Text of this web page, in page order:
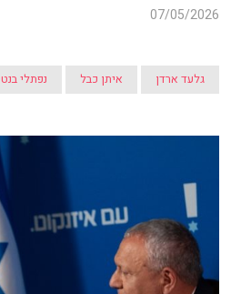
07/05/2026
גלעד ארדן איתן כבל נפתלי בנט